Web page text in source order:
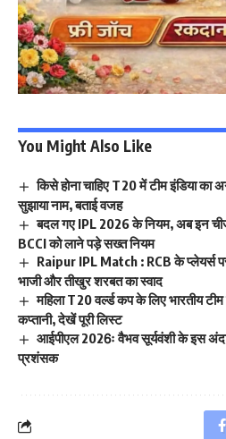
You Might Also Like
किसे होना चाहिए T20 में टीम इंडिया का
सुझाया नाम, बताई वजह
बदल गए IPL 2026 के नियम, अब इन
BCCI को लाने पड़े सख्त नियम
Raipur IPL Match : RCB के प्लेयर्स
भाजी और तीखुर शरबत का स्वाद
महिला T20 वर्ल्ड कप के लिए भारतीय
कप्तानी, देखें पूरी लिस्ट
आईपीएल 2026ः वैभव सूर्यवंशी के इस
प्रशंसक